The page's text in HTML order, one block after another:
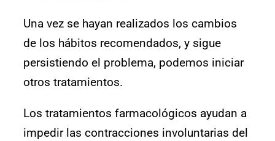
Una vez se hayan realizados los cambios
de los hábitos recomendados, y sigue
persistiendo el problema, podemos iniciar
otros tratamientos.
Los tratamientos farmacológicos ayudan a
impedir las contracciones involuntarias del